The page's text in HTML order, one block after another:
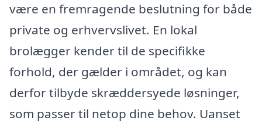
være en fremragende beslutning for både
private og erhvervslivet. En lokal
brolægger kender til de specifikke
forhold, der gælder i området, og kan
derfor tilbyde skræddersyede løsninger,
som passer til netop dine behov. Uanset